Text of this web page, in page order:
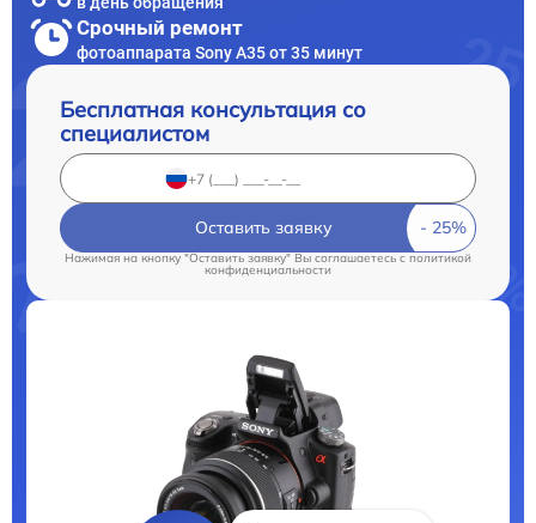
Срочный ремонт
фотоаппарата Sony A35 от 35 минут
Бесплатная консультация со
специалистом
Оставить заявку
Нажимая на кнопку "Оставить заявку" Вы соглашаетесь cполитикой
конфиденциальности